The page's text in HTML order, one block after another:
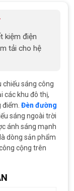
kiệm điện
tải cho hệ
chiếu sáng công
các khu đô thị,
điểm. Đèn đường
sáng ngoài trời
ánh sáng mạnh
dòng sản phẩm
cộng trên